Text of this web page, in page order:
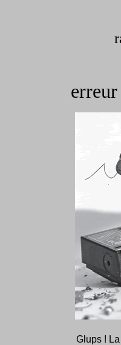
erreur
Glups !